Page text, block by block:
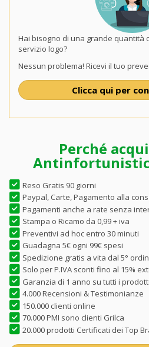
Hai bisogno di una grande quantità
servizio logo?
Nessun problema! Ricevi il tuo
Clicca qui per
Perché
Reso Gratis 90 giorni
Paypal, Carte, Pagamento alla
Pagamenti anche a rate senza
Stampa o Ricamo da 0,99 + iva
Preventivi ad hoc entro 30 minuti
Guadagna 5€ ogni 99€ spesi
Spedizione gratis a vita dal 5°
Solo per P.IVA sconti fino al 15%
Garanzia di 1 anno su tutti i prodotti
4.000 Recensioni & Testimonianze
150.000 clienti online
70.000 PMI sono clienti Grilca
20.000 prodotti Certificati dei Top